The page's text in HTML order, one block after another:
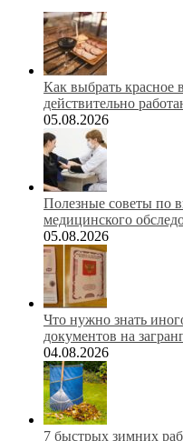
Как выбрать красное
действительно
05.08.2026
Полезные советы по
медицинского
05.08.2026
Что нужно знать
документов на
04.08.2026
7 быстрых зимних